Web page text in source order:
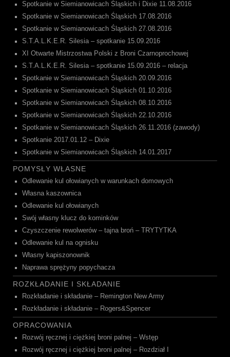
Spotkanie w Siemianowicach Śląskich i Dixie 11.08.2016
Spotkanie w Siemianowicach Śląskich 17.08.2016
Spotkanie w Siemianowicach Śląskich 27.08.2016
S.T.A.L.K.E.R. Silesia – spotkanie 15.09.2016
XI Otwarte Mistrzostwa Polski z Broni Czarnoprochowej
S.T.A.L.K.E.R. Silesia – spotkanie 15.09.2016 – relacja
Spotkanie w Siemianowicach Śląskich 20.09.2016
Spotkanie w Siemianowicach Śląskich 01.10.2016
Spotkanie w Siemianowicach Śląskich 08.10.2016
Spotkanie w Siemianowicach Śląskich 22.10.2016
Spotkanie w Siemianowicach Śląskich 26.11.2016 (zawody)
Spotkanie 2017.01.12 – Dixie
Spotkanie w Siemianowicach Śląskich 14.01.2017
POMYSŁY WŁASNE
Odlewanie kul ołowianych w warunkach domowych
Własna kaszownica
Odlewanie kul ołowianych
Swój własny klucz do kominków
Czyszczenie rewolwerów – tajna broń – TRYTYTKA
Odlewanie kul na ognisku
Własny kapiszonownik
Naprawa sprężyny popychacza
ROZKŁADANIE I SKŁADANIE
Rozkładanie i składanie – Remington New Army
Rozkładanie i składanie – Rogers&Spencer
OPRACOWANIA
Rozwój ręcznej i ciężkiej broni palnej – Wstęp
Rozwój ręcznej i ciężkiej broni palnej – Rozdział I